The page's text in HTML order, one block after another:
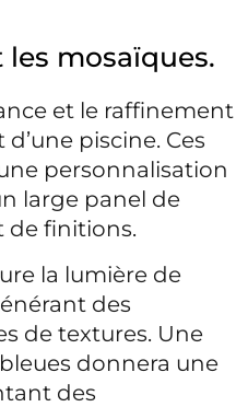
les mosaïques.
et le raffinement
piscine. Ces
personnalisation
large panel de
de finitions.
la lumière de
des
de textures. Une
donnera une
des